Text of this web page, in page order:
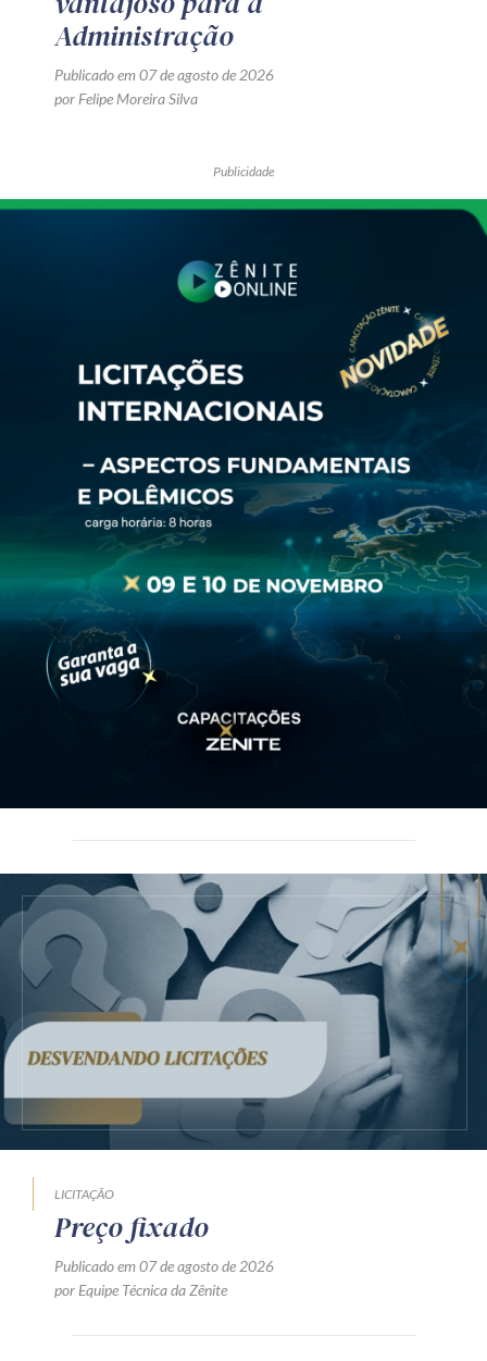
Administração
Publicado em 07 de agosto de 2026
por Felipe Moreira Silva
Publicidade
LICITAÇÃO
Preço fixado
Publicado em 07 de agosto de 2026
por Equipe Técnica da Zênite